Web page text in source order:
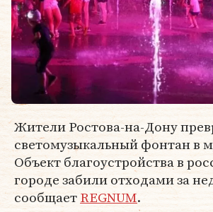
Жители Ростова-на-Дону
светомузыкальный фонтан в
Объект благоустройства в
городе забили отходами за
сообщаетREGNUM.